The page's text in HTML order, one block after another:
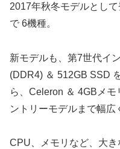
2017年秋冬モデルとし
で 6機種。
新モデルも、第7世代イ
(DDR4) ＆ 512GB SSD
ら、Celeron ＆ 4GBメ
ントリーモデルまで幅広
CPU、メモリなど、大